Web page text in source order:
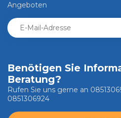
Benötigen Sie
Beratung?
Rufen Sie uns gerne an
0851306924
Angeboten